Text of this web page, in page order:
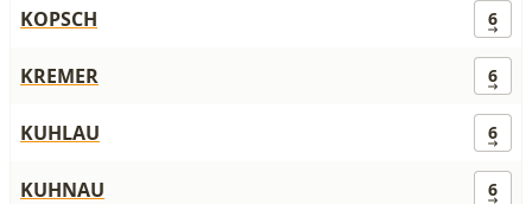
KOPSCH 6
KREMER 6
KUHLAU 6
KUHNAU 6